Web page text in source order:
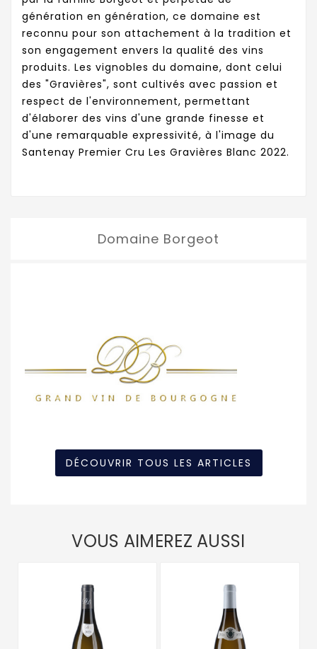
génération en génération, ce domaine est
reconnu pour son attachement à la tradition et
son engagement envers la qualité des vins
produits. Les vignobles du domaine, dont celui
des "Gravières", sont cultivés avec passion et
respect de l'environnement, permettant
d'élaborer des vins d'une grande finesse et
d'une remarquable expressivité, à l'image du
Santenay Premier Cru Les Gravières Blanc 2022.
Domaine Borgeot
DÉCOUVRIR TOUS LES ARTICLES
VOUS AIMEREZ AUSSI